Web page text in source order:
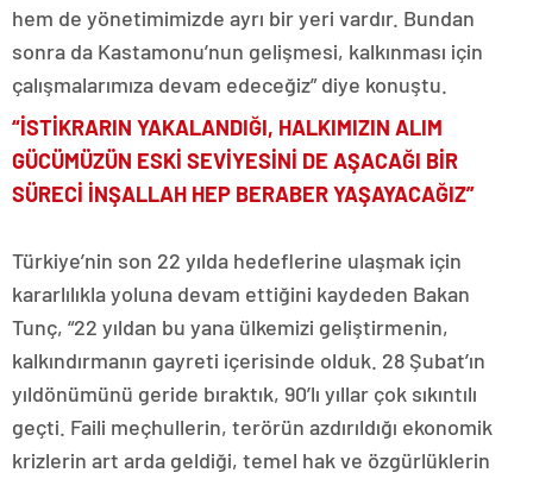
hem de yönetimimizde ayrı bir yeri vardır. Bundan
sonra da Kastamonu’nun gelişmesi, kalkınması için
çalışmalarımıza devam edeceğiz” diye konuştu.
“İSTİKRARIN YAKALANDIĞI, HALKIMIZIN ALIM
GÜCÜMÜZÜN ESKİ SEVİYESİNİ DE AŞACAĞI BİR
SÜRECİ İNŞALLAH HEP BERABER YAŞAYACAĞIZ”
Türkiye’nin son 22 yılda hedeflerine ulaşmak için
kararlılıkla yoluna devam ettiğini kaydeden Bakan
Tunç, “22 yıldan bu yana ülkemizi geliştirmenin,
kalkındırmanın gayreti içerisinde olduk. 28 Şubat’ın
yıldönümünü geride bıraktık, 90’lı yıllar çok sıkıntılı
geçti. Faili meçhullerin, terörün azdırıldığı ekonomik
krizlerin art arda geldiği, temel hak ve özgürlüklerin